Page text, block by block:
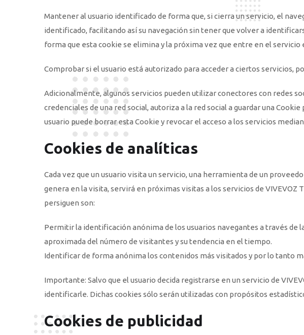
Mantener al usuario identificado de forma que, si cierra un servicio, el
identificado, facilitando así su navegación sin tener que volver a
forma que esta cookie se elimina y la próxima vez que entre en el
Comprobar si el usuario está autorizado para acceder a ciertos servicios,
Adicionalmente, algunos servicios pueden utilizar conectores con redes
credenciales de una red social, autoriza a la red social a guardar una
usuario puede borrar esta Cookie y revocar el acceso a los servicios
Cookies de analíticas
Cada vez que un usuario visita un servicio, una herramienta de un
genera en la visita, servirá en próximas visitas a los servicios de
persiguen son:
Permitir la identificación anónima de los usuarios navegantes a través
aproximada del número de visitantes y su tendencia en el tiempo.
Identificar de forma anónima los contenidos más visitados y por lo tanto
Importante: Salvo que el usuario decida registrarse en un servicio de
identificarle. Dichas cookies sólo serán utilizadas con propósitos
Cookies de publicidad